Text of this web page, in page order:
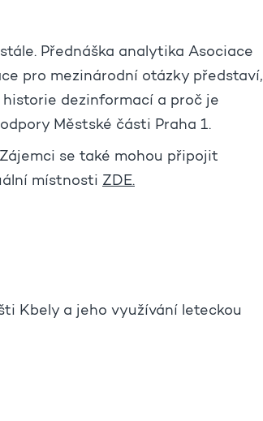
Přednáška analytika Asociace
pro mezinárodní otázky představí,
dezinformací a proč je
Městské části Praha 1.
se také mohou připojit
místnosti ZDE.
Kbely a jeho využívání leteckou